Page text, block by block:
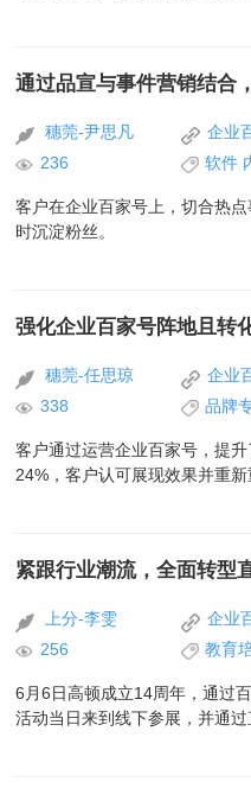
穗莞-尹思凡
企业
236
软件
客户在企业百家号上，切合热
时沉淀粉丝。
强化企业百家号阵地且转
穗莞-任思琼
企业
338
品牌
客户通过运营企业百家号，提
24%，客户认可展现效果并重新
上分-李雯
企业
256
教育
6月6日高顿成立14周年，通过
活动当日来到线下参展，并通过